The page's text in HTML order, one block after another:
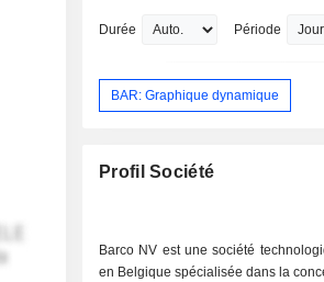
Durée Période
BAR: Graphique dynamique
Profil Société
Barco NV est une société
en Belgique spécialisée dans la